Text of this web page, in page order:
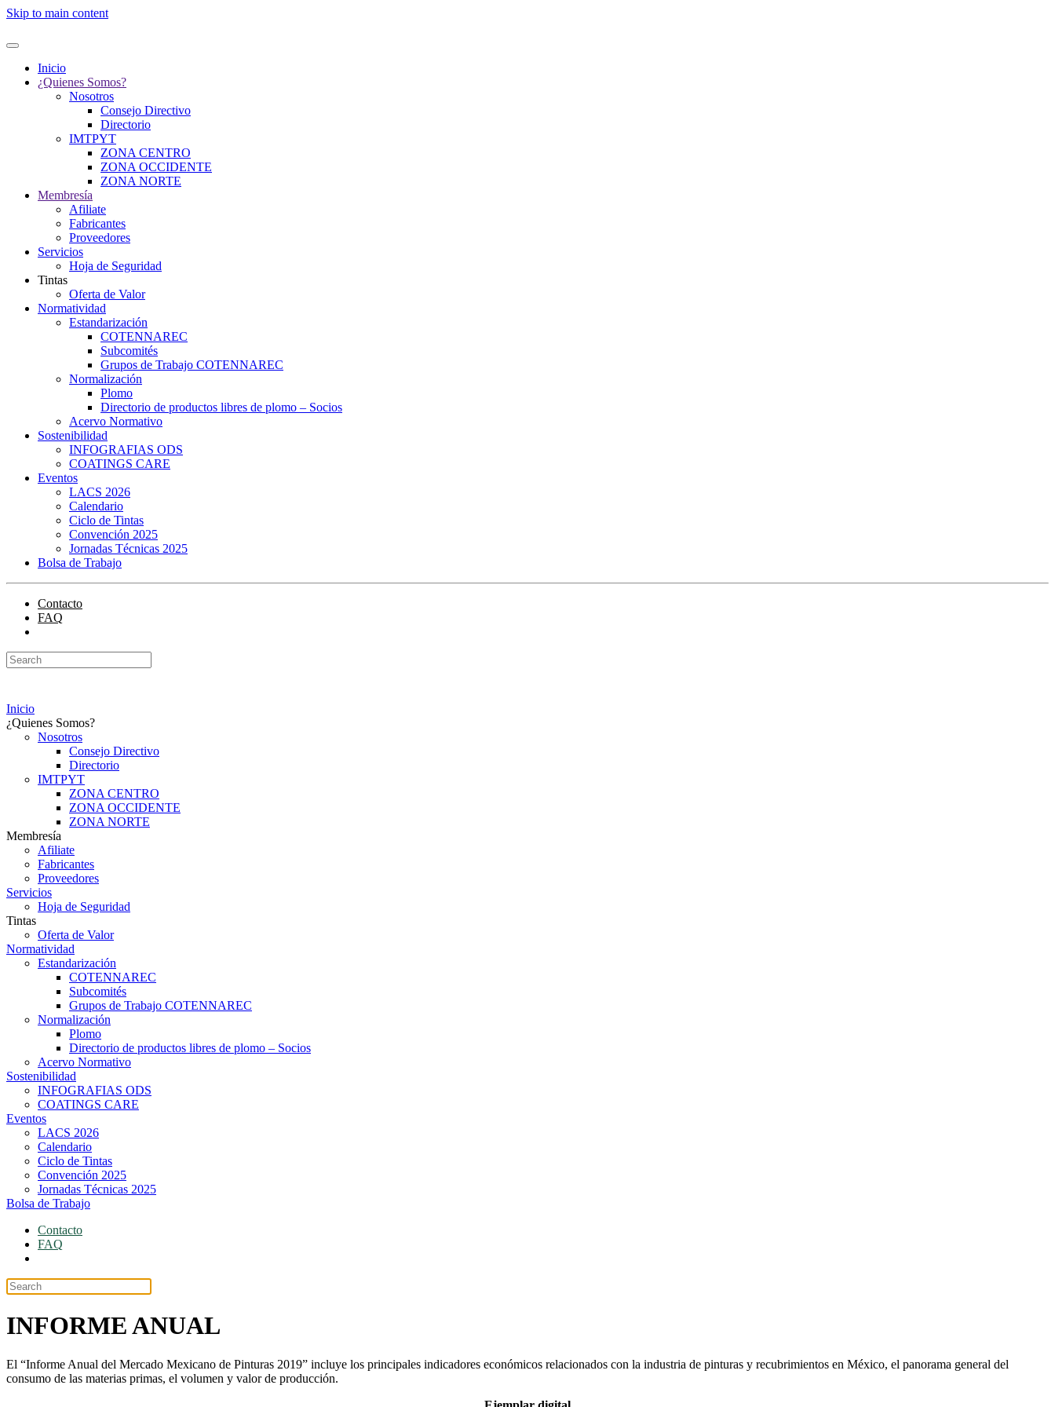
Skip to main content
Inicio
¿Quienes Somos?
Nosotros
Consejo Directivo
Directorio
IMTPYT
ZONA CENTRO
ZONA OCCIDENTE
ZONA NORTE
Membresía
Afiliate
Fabricantes
Proveedores
Servicios
Hoja de Seguridad
Tintas
Oferta de Valor
Normatividad
Estandarización
COTENNAREC
Subcomités
Grupos de Trabajo COTENNAREC
Normalización
Plomo
Directorio de productos libres de plomo – Socios
Acervo Normativo
Sostenibilidad
INFOGRAFIAS ODS
COATINGS CARE
Eventos
LACS 2026
Calendario
Ciclo de Tintas
Convención 2025
Jornadas Técnicas 2025
Bolsa de Trabajo
Contacto
FAQ
Inicio
¿Quienes Somos?
Nosotros
Consejo Directivo
Directorio
IMTPYT
ZONA CENTRO
ZONA OCCIDENTE
ZONA NORTE
Membresía
Afiliate
Fabricantes
Proveedores
Servicios
Hoja de Seguridad
Tintas
Oferta de Valor
Normatividad
Estandarización
COTENNAREC
Subcomités
Grupos de Trabajo COTENNAREC
Normalización
Plomo
Directorio de productos libres de plomo – Socios
Acervo Normativo
Sostenibilidad
INFOGRAFIAS ODS
COATINGS CARE
Eventos
LACS 2026
Calendario
Ciclo de Tintas
Convención 2025
Jornadas Técnicas 2025
Bolsa de Trabajo
Contacto
FAQ
INFORME ANUAL
El “Informe Anual del Mercado Mexicano de Pinturas 2019” incluye los principales indicadores económicos relacionados con la industria de pinturas y recubrimientos en México, el panorama general del
consumo de las materias primas, el volumen y valor de producción.